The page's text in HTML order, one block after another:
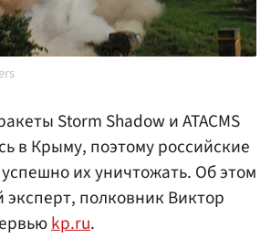
Storm Shadow и ATACMS
в Крыму, поэтому российские
их уничтожать. Об этом
полковник Виктор
kp.ru.